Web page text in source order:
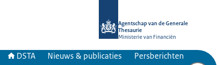
Agentschap van de Generale
Thesaurie
Ministerie van Financiën
DSTA Nieuws & publicaties Persberichten